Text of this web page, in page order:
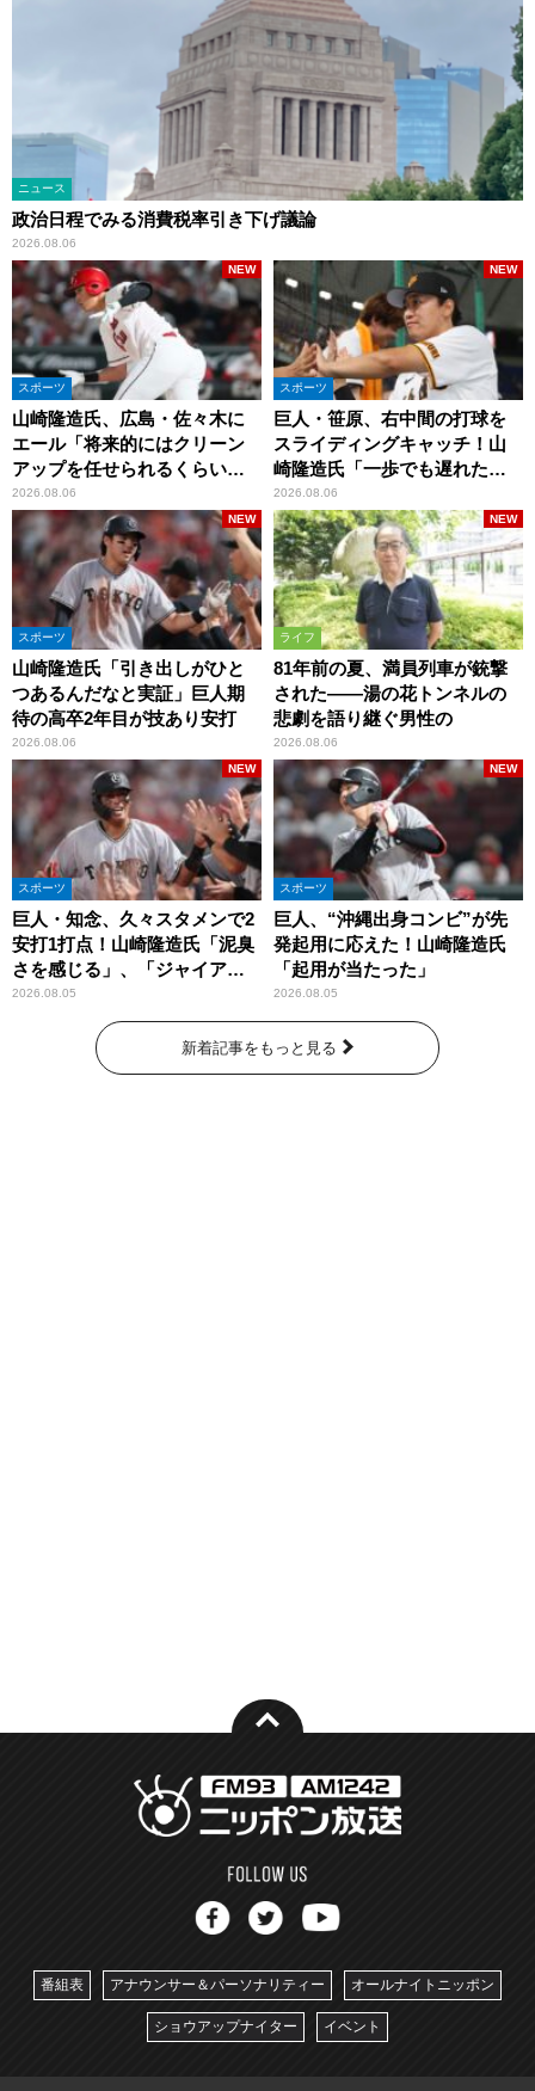
ニュース
政治日程でみる消費税率引き下げ議論
2026.08.06
スポーツ
山崎隆造氏、広島・佐々木に
エール「将来的にはクリーン
アップを任せられるくらいま
では成長して」
2026.08.06
NEW
スポーツ
巨人・笹原、右中間の打球を
スライディングキャッチ！山
崎隆造氏「一歩でも遅れた
ら…」
2026.08.06
NEW
スポーツ
山崎隆造氏「引き出しがひと
つあるんだなと実証」巨人期
待の高卒2年目が技あり安打
2026.08.06
NEW
ライフ
81年前の夏、満員列車が銃撃
された――湯の花トンネルの
悲劇を語り継ぐ男性の
2026.08.06
NEW
スポーツ
巨人・知念、久々スタメンで2
安打1打点！山崎隆造氏「泥臭
さを感じる」、「ジャイアン
ツには少ないタイプ」
2026.08.05
NEW
スポーツ
巨人、“沖縄出身コンビ”が先
発起用に応えた！山崎隆造氏
「起用が当たった」
2026.08.05
NEW
新着記事をもっと見る
番組表 アナウンサー＆パーソナリティー オールナイトニッポン
ショウアップナイター イベント